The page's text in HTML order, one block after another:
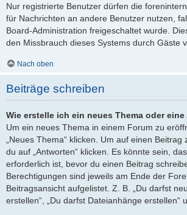
Nur registrierte Benutzer dürfen die
für Nachrichten an andere Benutzer nutzen,
Board-Administration freigeschaltet wurde.
den Missbrauch dieses Systems durch Gäste
Nach oben
Beiträge schreiben
Wie erstelle ich ein neues Thema oder
Um ein neues Thema in einem Forum zu
„Neues Thema“ klicken. Um auf einen
du auf „Antworten“ klicken. Es könnte sein,
erforderlich ist, bevor du einen Beitrag
Berechtigungen sind jeweils am Ende der
Beitragsansicht aufgelistet. Z. B. „Du darfst
erstellen“, „Du darfst Dateianhänge erstellen“